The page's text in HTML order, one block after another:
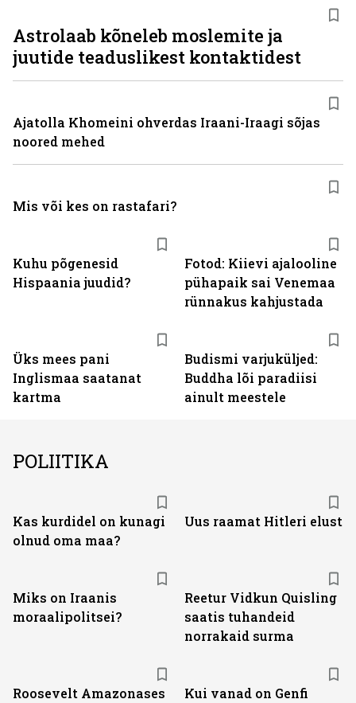
Kuhu põgenesid
Hispaania juudid?
Fotod: Kiievi ajalooline
pühapaik sai Venemaa
rünnakus kahjustada
Üks mees pani
Inglismaa saatanat
kartma
Budismi varjuküljed:
Buddha lõi paradiisi
ainult meestele
Astrolaab kõneleb moslemite ja
juutide teaduslikest kontaktidest
Ajatolla Khomeini ohverdas Iraani-Iraagi sõjas
noored mehed
Mis või kes on rastafari?
POLIITIKA
Kas kurdidel on kunagi
olnud oma maa?
Uus raamat Hitleri elust
Miks on Iraanis
moraalipolitsei?
Reetur Vidkun Quisling
saatis tuhandeid
norrakaid surma
Roosevelt Amazonases
Kui vanad on Genfi